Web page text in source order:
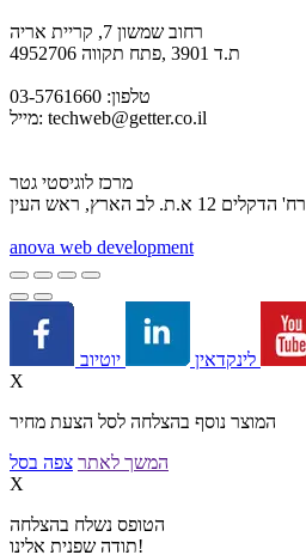
רחוב שמשון 7, קריית אריה
ת.ד 3901 ,פתח תקווה 4952706
טלפון: 03-5761660
מייל: techweb@getter.co.il
מרכז לוגיסטי גטר
רח' הדקלים 12 א.ת. לב הארץ, ראש העין
anova web development
לינקדאין
X
המוצר נוסף בהצלחה לסל הצעת מחיר
המשך לאתר צפה בסל
X
הטופס נשלח בהצלחה
תודה שפנית אלינו!